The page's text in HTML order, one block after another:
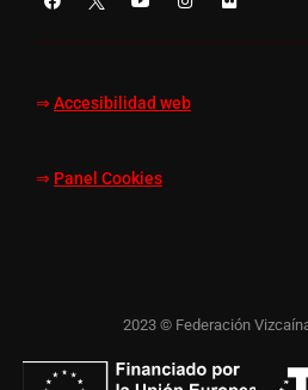
⇒ Accesibilidad web
⇒ Panel Cookies
2023 © Federación